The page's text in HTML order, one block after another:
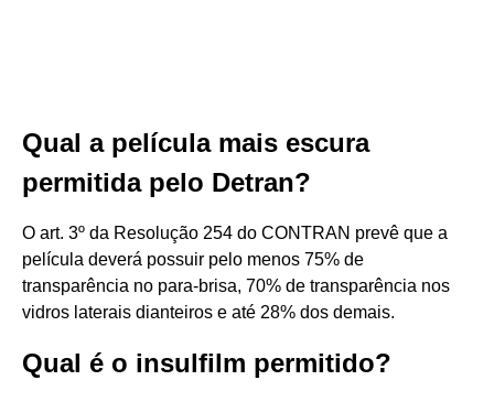
Qual a película mais escura
permitida pelo Detran?
O art. 3º da Resolução 254 do CONTRAN prevê que a
película deverá possuir pelo menos 75% de
transparência no para-brisa, 70% de transparência nos
vidros laterais dianteiros e até 28% dos demais.
Qual é o insulfilm permitido?